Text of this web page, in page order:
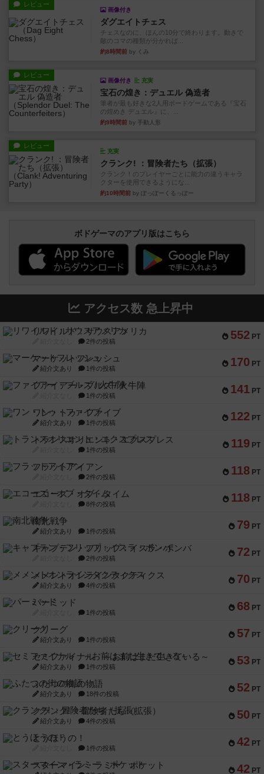
レビュー
画像付き
ダグエイトチェス
チェスなのに、ほんの10分で終わります。動きで
敵のコマの種類が分かれば...
約8時間前 by くみ
レビュー
画像付き 充実
宝石の煌き：デュエル 偽造者
筆者が最も好きな2人用ボードゲームである『宝石
の煌めき デュエル』に、...
約9時間前 by 手動人形
レビュー
充実
クランク! ：冒険者たち（拡張）
クランク！のプレイヤーごとに能力の違うキャラ
クターを使用できるようにな...
約10時間前 by ぽっぽーくるっぽー
ボドゲーマのアプリ版はこちら
アクセス数 急上昇中
552 PT
リワイルド：サウスアメリカ
2件の投稿
170 PT
マーケットフレッシュ
紹介文あり 1件の投稿
141 PT
ファイアー・ブルズ / 火牛陣
1件の投稿
122 PT
ワン・トゥ・ファイブ
紹介文あり 1件の投稿
119 PT
トランスオリエント・エクスプレス
1件の投稿
118 PT
フラットアイアン
2件の投稿
118 PT
エコーズ・オブ・タイム
8件の投稿
79 PT
南北戦争
紹介文あり 1件の投稿
72 PT
キャプテン・フリップ：イスラ・ボンバ
2件の投稿
70 PT
メメントオンラインタクティクス
紹介文あり 4件の投稿
68 PT
パーミッド
1件の投稿
57 PT
クリーグ
紹介文あり 1件の投稿
53 PT
セミファイナル ～お前はまだ生きている～
紹介文あり 1件の投稿
52 PT
ふたつの街の物語
紹介文あり 18件の投稿
50 PT
クランク! ：冒険者たち（拡張）
紹介文あり 4件の投稿
42 PT
とうほうの！
1件の投稿
42 PT
スターマイン・ラミー ポケット